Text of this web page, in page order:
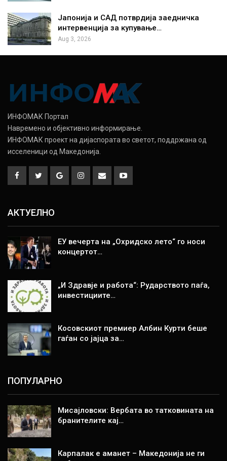
Јапонија и САД потврдија заедничка
интервенција за купување…
Aug 3, 2026
ИНФОМАК Портал
Навремено и објективно информирање.
ИНФОМАК проект на дијаспората во светот, поддржана од
исселеници од Македонија.
АКТУЕЛНО
ЕУ вечерта на „Охридско лето“ го носи
концертот…
„И Здравје и работа“: Рударството паѓа,
инвестициите…
Косовскиот премиер Албин Курти беше
гаѓан со јајца за…
ПОПУЛАРНО
Мисајловски: Вербата во татковината на
бранителите кај…
Карпалак е аманет – Македонија не ги